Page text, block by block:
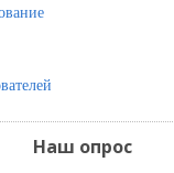
Наш опрос